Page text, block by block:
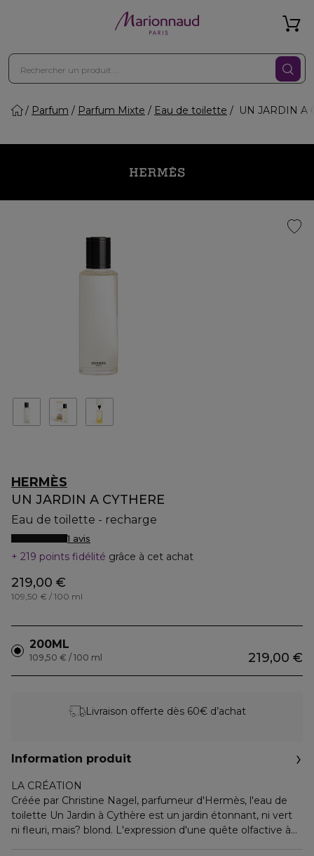
Parfum Parfum Mixte Eau de toilette UN JARDIN A
HERMÈS
UN JARDIN A CYTHERE
Eau de toilette - recharge
1 avis
219 points fidélité grâce à cet achat
219,00 €
109,50 € / 100 ml
200ML
219,00 €
109,50 € / 100 ml
Livraison offerte dès 60€ d’achat
Information produit
LA CRÉATION
Créée par Christine Nagel, parfumeur d'Hermès, l'eau de
toilette Un Jardin à Cythère est un jardin étonnant, ni vert
ni fleuri, mais? blond. L'expression d'une quête olfactive à